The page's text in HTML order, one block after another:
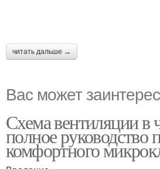
читать дальше →
Вас может
Схема вентиляции в
полное руководство
комфортного